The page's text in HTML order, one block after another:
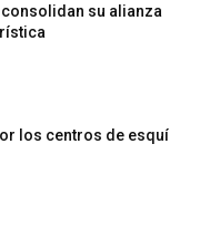
su alianza
los centros de esquí